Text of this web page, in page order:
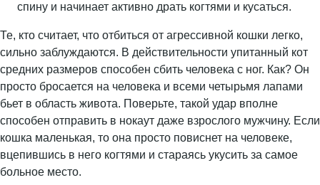
спину и начинает активно драть когтями и кусаться.
Те, кто считает, что отбиться от агрессивной кошки легко,
сильно заблуждаются. В действительности упитанный кот
средних размеров способен сбить человека с ног. Как? Он
просто бросается на человека и всеми четырьмя лапами
бьет в область живота. Поверьте, такой удар вполне
способен отправить в нокаут даже взрослого мужчину. Если
кошка маленькая, то она просто повиснет на человеке,
вцепившись в него когтями и стараясь укусить за самое
больное место.